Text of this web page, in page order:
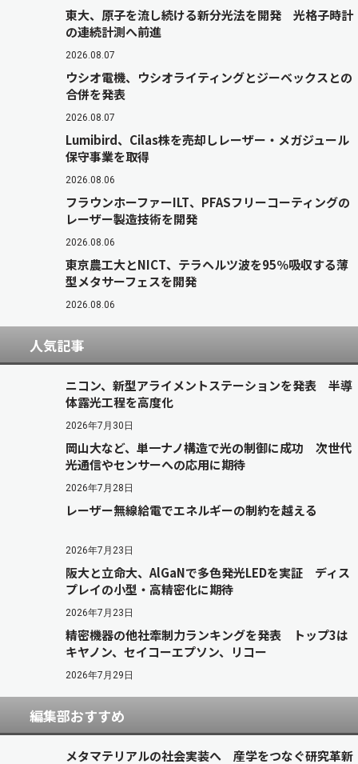
東大、原子を流し続ける新分光法を開発 光格子時計
の連続計測へ前進
2026.08.07
ウシオ電機、ウシオライティングとジーベックスとの
合併を発表
2026.08.07
Lumibird、Cilas株を売却しレーザー・メガジュール
保守事業を取得
2026.08.06
フラウンホーファーILT、PFASフリーコーティングの
レーザー製造技術を開発
2026.08.06
東京農工大とNICT、テラヘルツ波を95％吸収する薄
型メタサーフェスを開発
2026.08.06
人気記事
ニコン、新型アライメントステーションを発表 半導
体露光工程を高度化
2026年7月30日
岡山大など、単一ナノ構造で光の制御に成功 次世代
光通信やセンサーへの応用に期待
2026年7月28日
レーザー無線給電でエネルギーの制約を越える
2026年7月23日
阪大と立命大、AlGaNで多色発光LEDを実証 ディス
プレイの小型・高精密化に期待
2026年7月23日
精密機器の他社牽制力ランキングを発表 トップ3は
キヤノン、セイコーエプソン、リコー
2026年7月29日
編集部おすすめ
メタマテリアルの社会実装へ 産学をつなぐ研究革新